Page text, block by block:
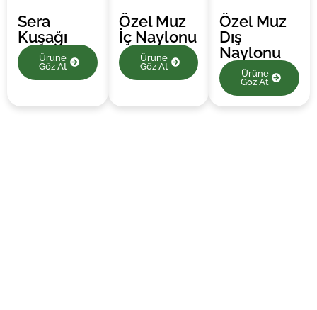
Sera
Kuşağı
Ürüne
Göz At
Özel Muz
İç Naylonu
Ürüne
Göz At
Özel Muz
Dış
Naylonu
Ürüne
Göz At